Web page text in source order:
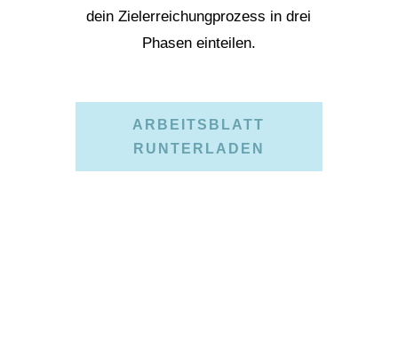
dein Zielerreichungprozess in drei
Phasen einteilen.
ARBEITSBLATT
RUNTERLADEN